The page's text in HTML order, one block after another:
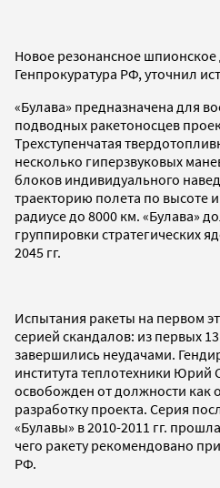
Новое резонансное шпионское
Генпрокуратура РФ, уточнил
«Булава» предназначена для
подводных ракетоносцев
Трехступенчатая
несколько гиперзвуковых
блоков индивидуального
траекторию полета по высоте
радиусе до 8000 км. «Булава»
группировки стратегических
2045 гг.
Испытания ракеты на первом
серией скандалов: из первых
завершились неудачами.
института теплотехники
освобожден от должности как
разработку проекта. Серия
«Булавы» в 2010-2011 гг.
чего ракету рекомендовано
РФ.